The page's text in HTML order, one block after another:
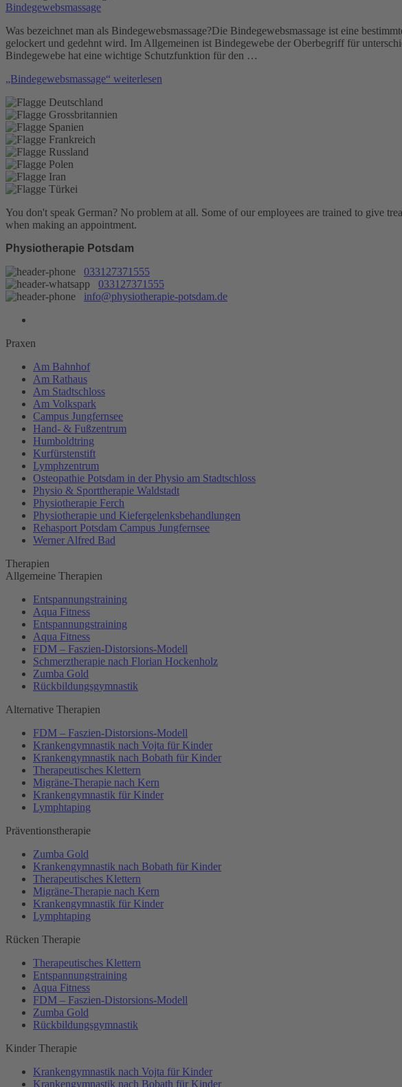
Bindegewebsmassage
Was bezeichnet man als Bindegewebsmassage?Die Bindegewebsmassage ist eine
gelockert und gedehnt wird. Im Allgemeinen ist Bindegewebe der Oberbegriff für
Bindegewebe hat eine wichtige Schutzfunktion für den …
„Bindegewebsmassage“ weiterlesen
You don't speak German? No problem at all. Some of our employees are trained to give
when making an appointment.
Physiotherapie Potsdam
033127371555
033127371555
info@physiotherapie-potsdam.de
Praxen
Am Bahnhof
Am Rathaus
Am Stadtschloss
Am Volkspark
Campus Jungfernsee
Hand- & Fußzentrum
Humboldtring
Kurfürstenstift
Lymphzentrum
Osteopathie Potsdam in der Physio am Stadtschloss
Physio & Sporttherapie Waldstadt
Physiotherapie Ferch
Physiotherapie und Kiefergelenksbehandlungen
Rehasport Potsdam Campus Jungfernsee
Werner Alfred Bad
Therapien
Allgemeine Therapien
Entspannungstraining
Aqua Fitness
Entspannungstraining
Aqua Fitness
FDM – Faszien-Distorsions-Modell
Schmerztherapie nach Florian Hockenholz
Zumba Gold
Rückbildungsgymnastik
Alternative Therapien
FDM – Faszien-Distorsions-Modell
Krankengymnastik nach Vojta für Kinder
Krankengymnastik nach Bobath für Kinder
Therapeutisches Klettern
Migräne-Therapie nach Kern
Krankengymnastik für Kinder
Lymphtaping
Präventionstherapie
Zumba Gold
Krankengymnastik nach Bobath für Kinder
Therapeutisches Klettern
Migräne-Therapie nach Kern
Krankengymnastik für Kinder
Lymphtaping
Rücken Therapie
Therapeutisches Klettern
Entspannungstraining
Aqua Fitness
FDM – Faszien-Distorsions-Modell
Zumba Gold
Rückbildungsgymnastik
Kinder Therapie
Krankengymnastik nach Vojta für Kinder
Krankengymnastik nach Bobath für Kinder